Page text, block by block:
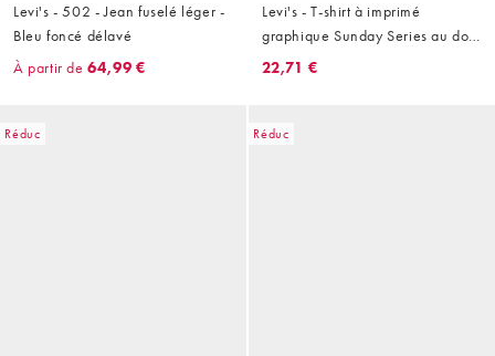
Levi's - 502 - Jean fuselé léger -
Bleu foncé délavé
À partir de 64,99 €
Levi's - T-shirt à imprimé
graphique Sunday Series au dos
- Blanc
22,71 €
Réduc Réduc